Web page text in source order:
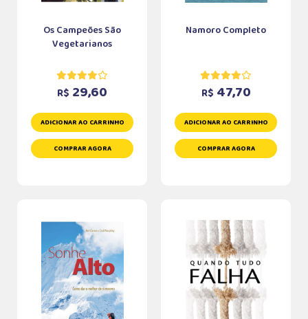
Os Campeões São
Vegetarianos
R$ 29,60
ADICIONAR AO CARRINHO
COMPRAR AGORA
Namoro Completo
R$ 47,70
ADICIONAR AO CARRINHO
COMPRAR AGORA